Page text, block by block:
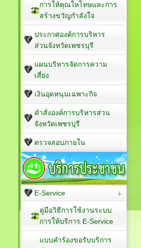
การให้คุณใหโทษและการ
สร้างขวัญกำลังใจ
ประกาศองค์การบริหาร
ส่วนจังหวัดเพชรบุรี
แผนบริหารจัดการความ
เสี่ยง
เงินอุดหนุนเฉพาะกิจ
คำสั่งองค์การบริหารส่วน
จังหวัดเพชรบุรี
ตรวจสอบภายใน
E-Service
คู่มือวิธีการใช้งานระบบ
การให้บริการ E-Service
แบบคำร้องขอรับบริการ